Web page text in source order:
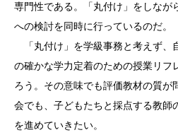
専門性である。「丸付け」をしなが
への検討を同時に行っているのだ。
「丸付け」を学級事務と考えず、
の確かな学力定着のための授業リフ
ろう。その意味でも評価教材の質が
会でも、子どもたちと採点する教師
を進めていきたい。